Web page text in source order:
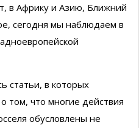
в Африку и Азию, Ближний
сегодня мы наблюдаем в
статьи, в которых
том, что многие действия
обусловлены не